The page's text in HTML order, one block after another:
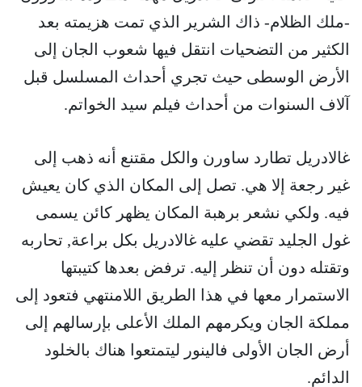
-ملك الظلام- ذاك الشرير الذي تمت هزيمته بعد
الكثير من التضحيات انتقل فيها شعوب الجان إلى
الأرض الوسطى حيث تجري أحداث المسلسل قبل
آلاف السنوات من أحداث فيلم سيد الخواتم.
غالادريل تطارد ساورن والكل مقتنع أنه ذهب إلى
غير رجعة إلا هي. تصل إلى المكان الذي كان يعيش
فيه. ولكي نشعر برهبة المكان يظهر كائن يسمى
غول الجليد تقضي عليه غالادريل بكل براعة, تحاربه
وتقتله دون أن تنظر إليه. ترفض بعدها كتيبتها
الاستمرار معها في هذا الطريق اللامنتهي فتعود إلى
مملكة الجان ويكرمهم الملك الأعلى بإرسالهم إلى
أرض الجان الأولى فالينور ليتمتعوا هناك بالخلود
الدائم.